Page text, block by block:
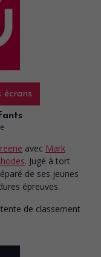
écrans
avec Mark
. Jugé à tort
de ses jeunes
épreuves.